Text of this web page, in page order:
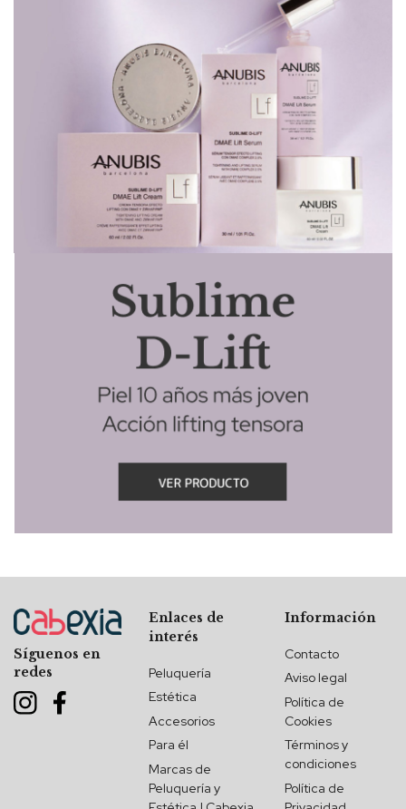
Síguenos en
redes
Enlaces de
interés
Peluquería
Estética
Accesorios
Para él
Marcas de
Peluquería y
Información
Contacto
Aviso legal
Política de
Cookies
Términos y
condiciones
Política de